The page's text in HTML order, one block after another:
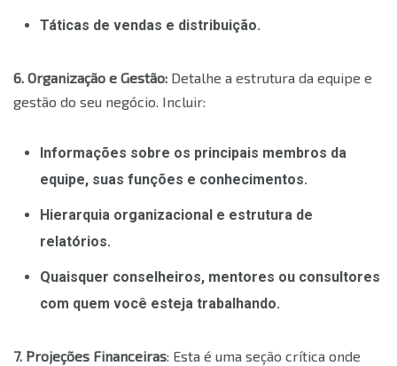
Táticas de vendas e distribuição.
6. Organização e Gestão: Detalhe a estrutura da equipe e
gestão do seu negócio. Incluir:
Informações sobre os principais membros da
equipe, suas funções e conhecimentos.
Hierarquia organizacional e estrutura de
relatórios.
Quaisquer conselheiros, mentores ou consultores
com quem você esteja trabalhando.
7. Projeções Financeiras: Esta é uma seção crítica onde